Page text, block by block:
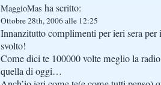
MaggioMas ha scritto:
Ottobre 28th, 2006 alle 12:25
Innanzitutto complimenti per ieri sera per
svolto!
Come dici te 100000 volte meglio la
quella di oggi…